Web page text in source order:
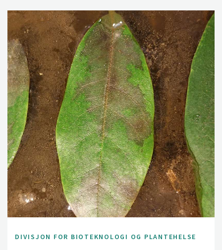
DIVISJON FOR BIOTEKNOLOGI OG PLANTEHELSE